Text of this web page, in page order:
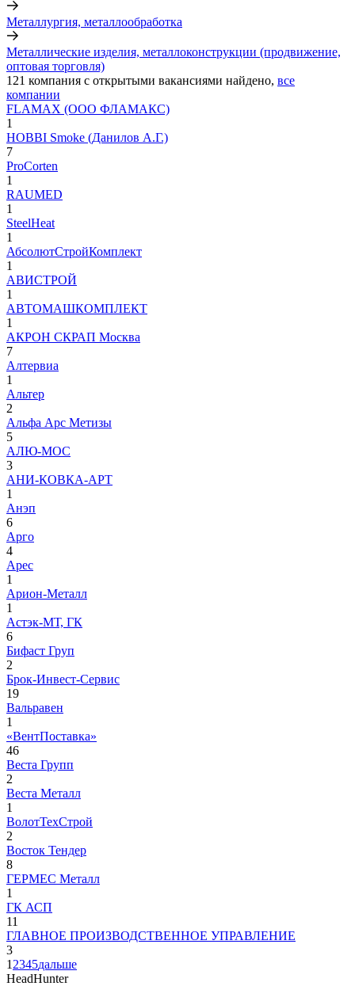
Металлургия, металлообработка
Металлические изделия, металлоконструкции (продвижение,
оптовая торговля)
121 компания с открытыми вакансиями найдено, все
компании
FLAMAX (ООО ФЛАМАКС)
1
HOBBI Smoke (Данилов А.Г.)
7
ProCorten
1
RAUMED
1
SteelHeat
1
АбсолютСтройКомплект
1
АВИСТРОЙ
1
АВТОМАШКОМПЛЕКТ
1
АКРОН СКРАП Москва
7
Алтервиа
1
Альтер
2
Альфа Арс Метизы
5
АЛЮ-МОС
3
АНИ-КОВКА-АРТ
1
Анэп
6
Арго
4
Арес
1
Арион-Металл
1
Астэк-МТ, ГК
6
Бифаст Груп
2
Брок-Инвест-Сервис
19
Вальравен
1
«ВентПоставка»
46
Веста Групп
2
Веста Металл
1
ВолотТехСтрой
2
Восток Тендер
8
ГЕРМЕС Металл
1
ГК АСП
11
ГЛАВНОЕ ПРОИЗВОДСТВЕННОЕ УПРАВЛЕНИЕ
3
1 2345дальше
HeadHunter